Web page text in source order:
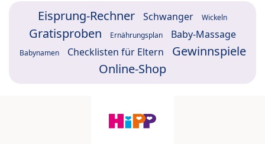
Eisprung-Rechner Schwanger Wickeln
Gratisproben Ernährungsplan Baby-Massage
Babynamen Checklisten für Eltern
Gewinnspiele
Online-Shop